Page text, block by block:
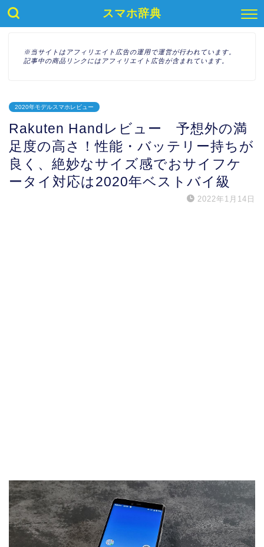
スマホ辞典
※当サイトはアフィリエイト広告の運用で運営が行われています。
記事中の商品リンクにはアフィリエイト広告が含まれています。
2020年モデルスマホレビュー
Rakuten Handレビュー 予想外の満
足度の高さ！性能・バッテリー持ちが
良く、絶妙なサイズ感でおサイフケ
ータイ対応は2020年ベストバイ級
2022年1月14日